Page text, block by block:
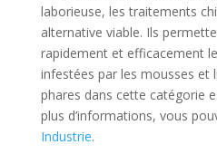
laborieuse, les traitements
alternative viable. Ils
rapidement et efficacement
infestées par les mousses et
phares dans cette catégorie
plus d’informations, vous
Industrie.